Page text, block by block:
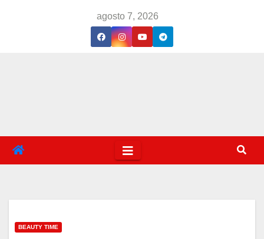
agosto 7, 2026
BEAUTY TIME